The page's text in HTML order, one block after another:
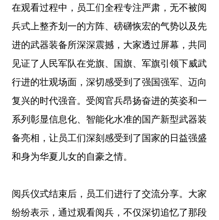
在观看过程中，员工们全程专注严肃， 无不被阅
兵式上整齐划一的方阵、 磅礴恢宏的气势以及先
进的武器装备所深深震撼， 大家透过屏幕 ， 共同
见证了 人民军队在党旗、国旗、军旗引领下威武
行进的壮观场面， 深切感受到了强国强军、 迈向
复兴的时代强音。 受阅官兵昂扬奋进的英姿和一
系列彰显信息化、智能化水准的国产新型武器装
备亮相， 让员工们深刻感受到了国家的 日益强盛
和身为华夏儿女的自豪之情。
阅兵仪式结束后， 员工们进行了交流分享。 大家
纷纷表示，通过观看阅兵， 不仅深切追忆了那段